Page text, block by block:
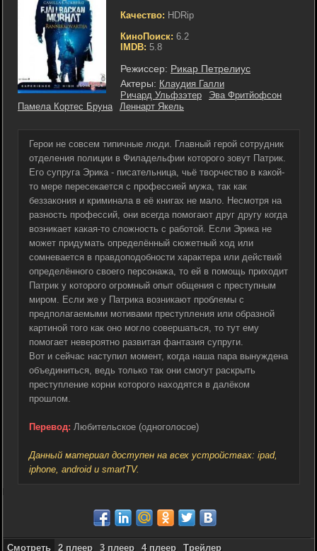
Качество: HDRip
КиноПоиск: 6.2
IMDB: 5.8
Режиссер: Рикар Петрелиус
Актеры: Клаудия Галли
Ричард Ульфзэтер
Эва Фритйофсон
Памела Кортес Бруна
Леннарт Якель
Герои не совсем типичные люди. Главный герой сотрудник
отделения полиции в Филадельфии которого зовут Патрик.
Его супруга Эрика - писательница, чьё творчество в какой-
то мере пересекается с профессией мужа, так как
беззакония и криминала в её книгах не мало. Несмотря на
разность профессий, они всегда помогают друг другу когда
возникает какая-то сложность с работой. Если Эрика не
может придумать определённый сюжетный ход или
сомневается в правдоподобности характера или действий
определённого своего персонажа, то ей в помощь приходит
Патрик у которого огромный опыт общения с преступным
миром. Если же у Патрика возникают проблемы с
предполагаемыми мотивами преступления или образной
картиной того как оно могло совершаться, то тут ему
помогает невероятно развитая фантазия супруги.
Вот и сейчас наступил момент, когда наша пара вынуждена
объединиться, ведь только так они смогут раскрыть
преступление корни которого находятся в далёком
прошлом.
Перевод: Любительское (одноголосое)
Данный материал доступен на всех устройствах: ipad,
iphone, android и smartTV.
Смотреть 2 плеер 3 плеер 4 плеер Трейлер